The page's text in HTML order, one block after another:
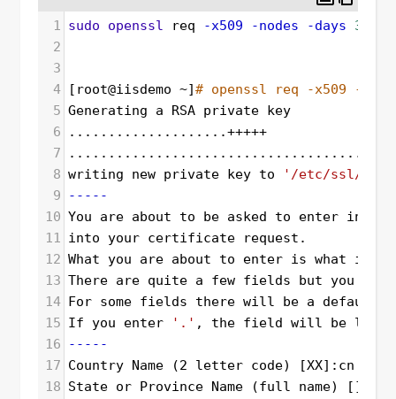
1 sudo openssl req -x509 -nodes -days
36500
2
3
4
[root@iisdemo ~]# openssl req -x509 -
5 Generating a RSA private key
6
....................+++++
7
8 writing new private key to
'/etc/ssl/
9
-----
10 You are about to be asked to enter
11 into your certificate request.
12 What you are about to enter is what is
13 There are quite a few fields but you can
14 For some fields there will be a default
15 If you enter '.' , the field will be left
16
-----
17 Country Name (2 letter code) [XX]:cn
18 State or Province Name (full name)